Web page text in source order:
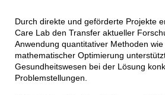
Durch direkte und geförderte Projekte
Care Lab den Transfer aktueller
Anwendung quantitativer Methoden
mathematischer Optimierung
Gesundheitswesen bei der Lösung
Problemstellungen.